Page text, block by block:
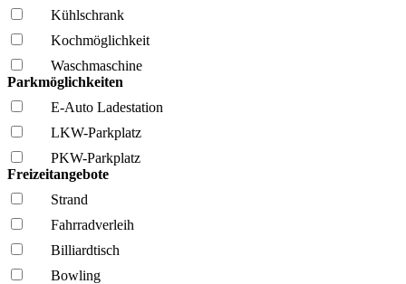
Kühl­schrank
Kochmöglich­keit
Wasch­maschine
Parkmöglichkeiten
E-Auto Ladestation
LKW-Parkplatz
PKW-Parkplatz
Freizeitangebote
Strand
Fahrrad­verleih
Billiardtisch
Bowling